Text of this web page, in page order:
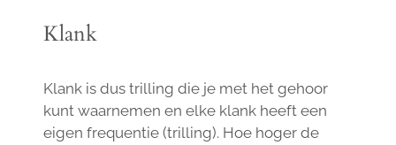
Klank
Klank is dus trilling die je met het gehoor
kunt waarnemen en elke klank heeft een
eigen frequentie (trilling). Hoe hoger de